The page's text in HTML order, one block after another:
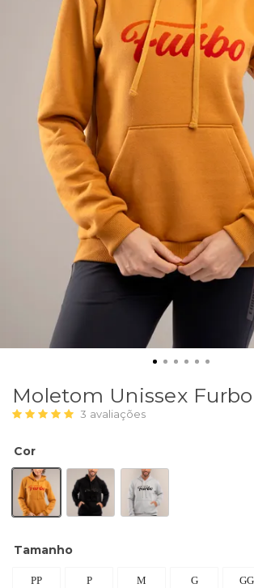
Moletom Unissex Furbo
3 avaliações
Cor
Tamanho
PP P M G GG